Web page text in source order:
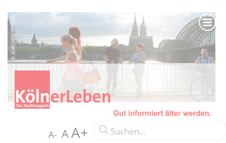
A- AA+